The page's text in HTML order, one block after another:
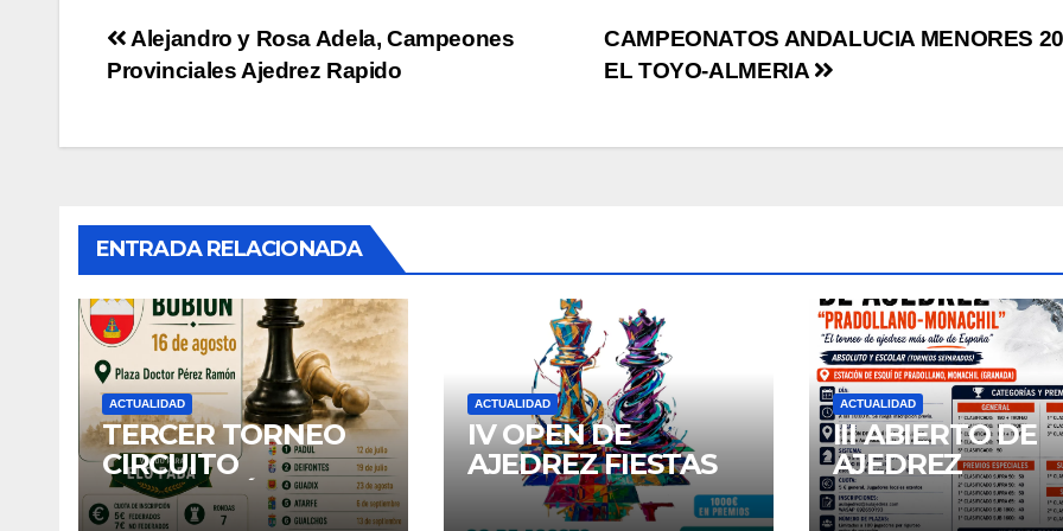
Navegación
entradas
CAMPEONATOS ANDALUCIA MENORES
EL TOYO-ALMERIA
Alejandro y Rosa Adela, Campeones
Provinciales Ajedrez Rapido
ENTRADA RELACIONADA
ACTUALIDAD
TERCER TORNEO
CIRCUITO
DIPUTACIÓN:
BUBION
ACTUALIDAD
IV OPEN DE
AJEDREZ FIESTAS
DE SAN AGUSTIN
2026
ACTUALIDAD
III ABIERTO DE
AJEDREZ
“PRADOLLANO
MONACHIL”